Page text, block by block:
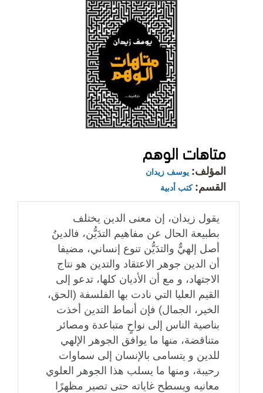
متاهات الوهم
المؤلف: يوسف زيدان
القسم: كتب أدبية
يقول زيدان، إن معنى الدين يختلف
بطبيعة الحال عن مفاهيم التدَيُّن، فالدينُ
أصل إلهيٌّ والتدَيُّن تنوع إنساني، مضيفا
أن الدين جوهر الاعتقاد والتدين هو نتاج
الاجتهاد، و مع أن الأديان كلها، تدعو إلى
القيم العليا التي نادت بها الفلسفة (الحق،
الخير، الجمال) فإن أنماط التدين أخذت
بناصية الناس إلى نواحٍ متباعدة ومصائر
متناقضة، منها ما يوافق الجوهر الإلهي
للدين و يتسامى بالإنسان إلى سماوات
رحيبة، ومنها ما يسلب هذا الجوهر العلوي
معانيه ويسطح غاياته حتى تصير مظهرًا